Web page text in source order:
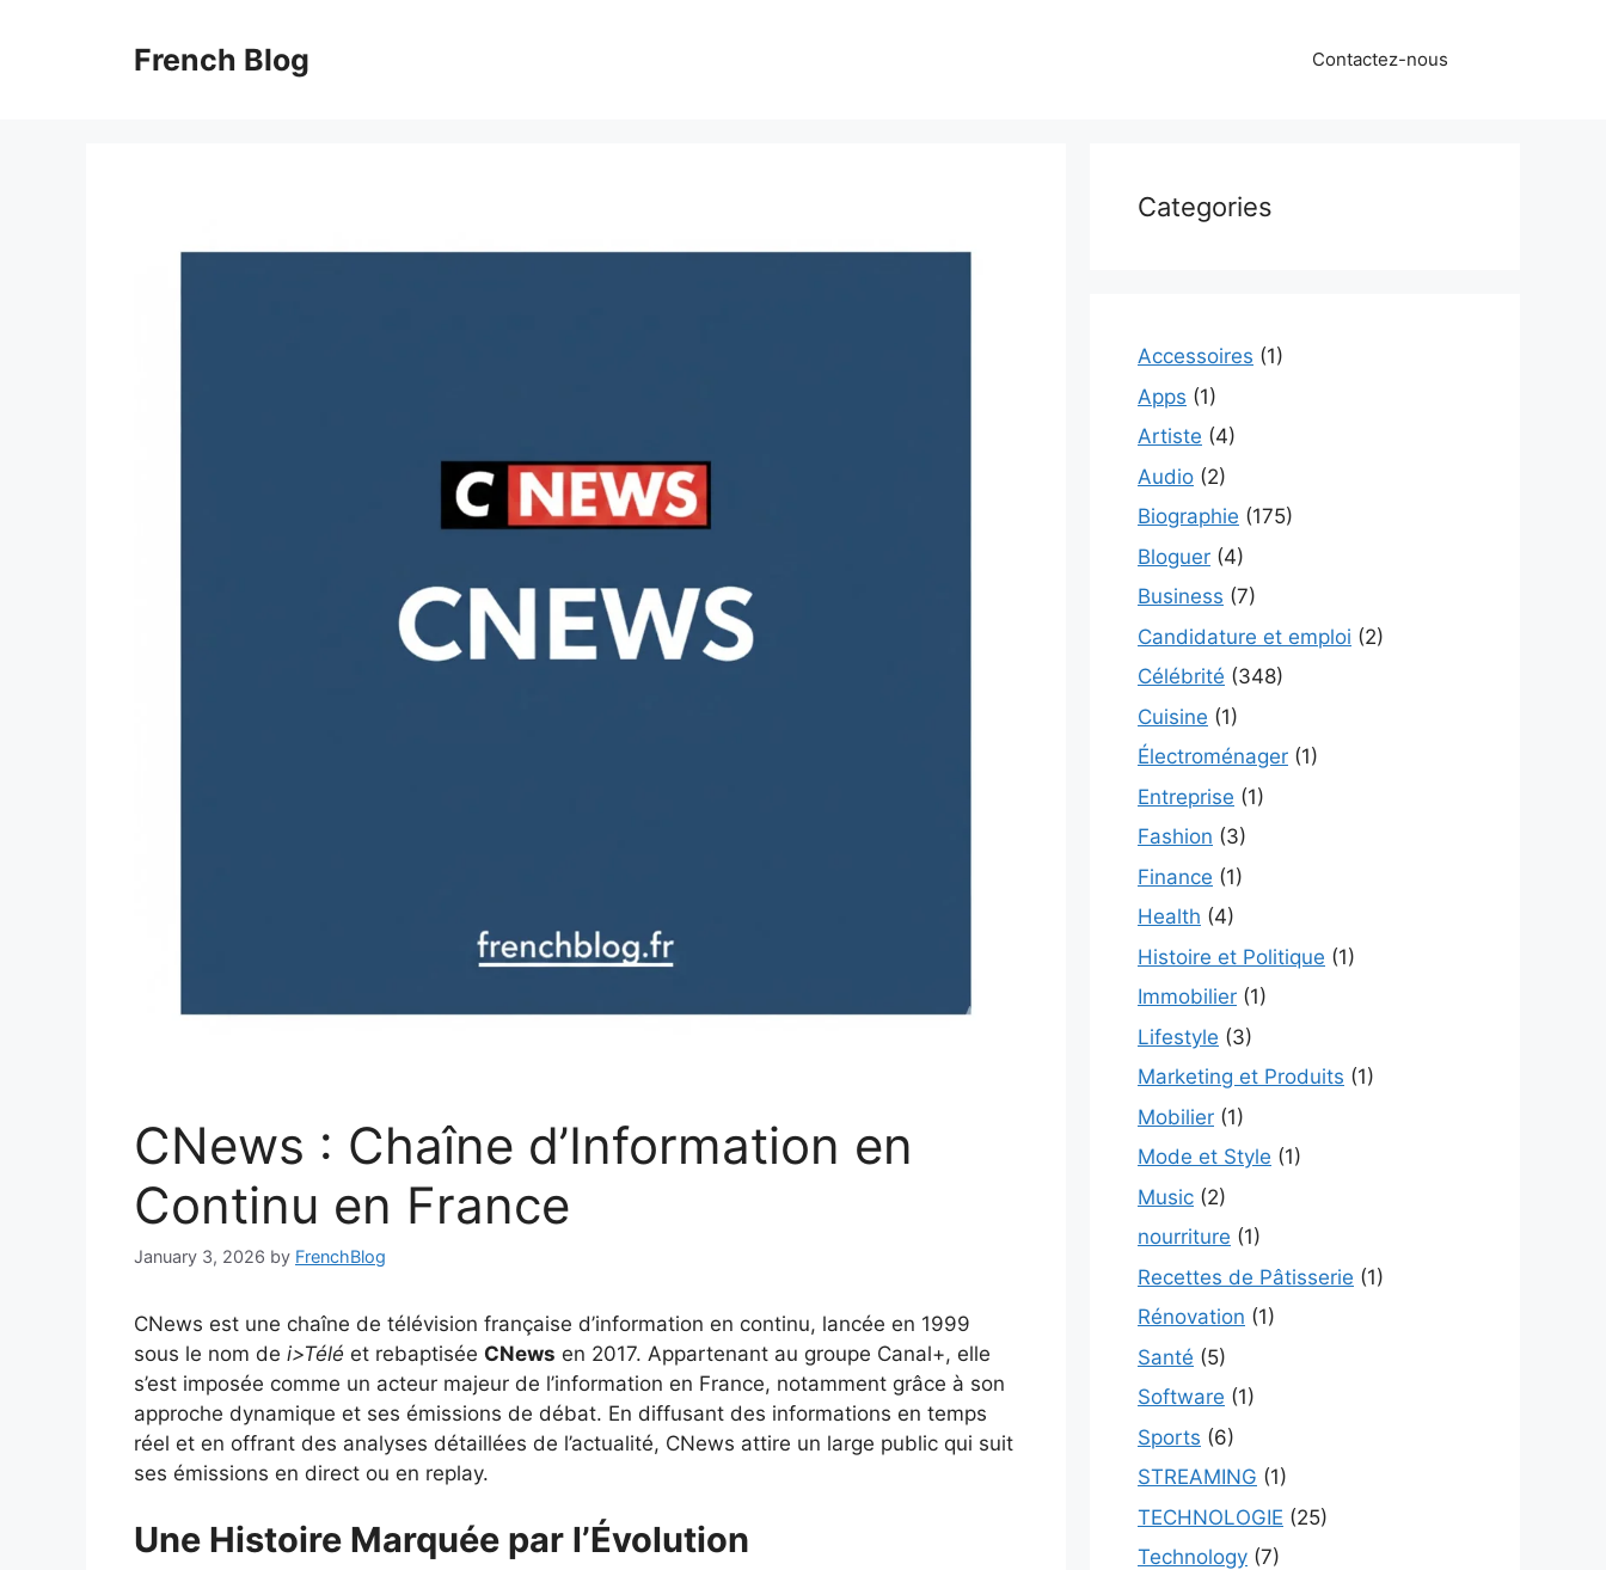
French Blog Contactez-nous
CNews : Chaîne d’Information en
Continu en France
January 3, 2026 by FrenchBlog
CNews est une chaîne de télévision française d’information en continu, lancée en 1999
sous le nom de i>Télé et rebaptisée CNews en 2017. Appartenant au groupe Canal+, elle
s’est imposée comme un acteur majeur de l’information en France, notamment grâce à son
approche dynamique et ses émissions de débat. En diffusant des informations en temps
réel et en offrant des analyses détaillées de l’actualité, CNews attire un large public qui suit
ses émissions en direct ou en replay.
Une Histoire Marquée par l’Évolution
Categories
Accessoires (1)
Apps (1)
Artiste (4)
Audio (2)
Biographie (175)
Bloguer (4)
Business (7)
Candidature et emploi (2)
Célébrité (348)
Cuisine (1)
Électroménager (1)
Entreprise (1)
Fashion (3)
Finance (1)
Health (4)
Histoire et Politique (1)
Immobilier (1)
Lifestyle (3)
Marketing et Produits (1)
Mobilier (1)
Mode et Style (1)
Music (2)
nourriture (1)
Recettes de Pâtisserie (1)
Rénovation (1)
Santé (5)
Software (1)
Sports (6)
STREAMING (1)
TECHNOLOGIE (25)
Technology (7)